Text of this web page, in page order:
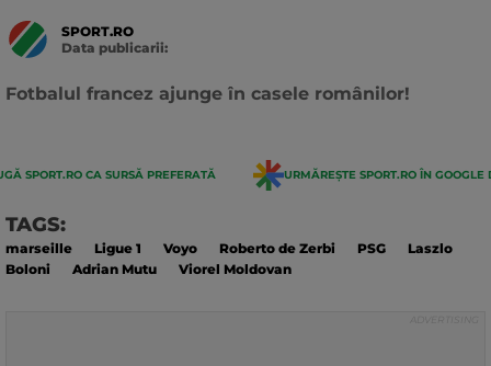
SPORT.RO
Data publicarii:
Fotbalul francez ajunge în casele românilor!
SPORT.RO CA SURSĂ PREFERATĂ URMĂREȘTE SPORT.RO ÎN GOOGLE
TAGS:
marseille Ligue 1 Voyo Roberto de Zerbi PSG
Laszlo
Boloni
Adrian Mutu Viorel Moldovan